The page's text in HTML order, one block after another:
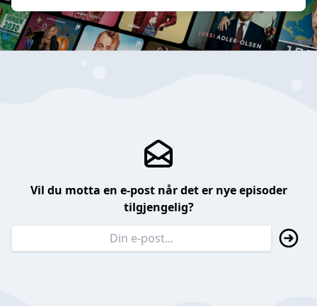
Vil du motta en e-post når det er nye episoder
tilgjengelig?